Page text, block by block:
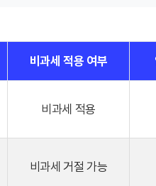
비과세 적용 여부
비과세 적용
비과세 거절 가능